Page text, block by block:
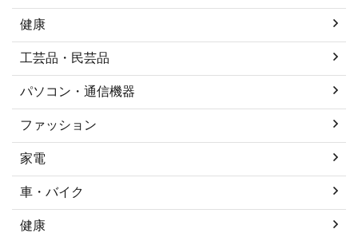
健康
工芸品・民芸品
パソコン・通信機器
ファッション
家電
車・バイク
健康